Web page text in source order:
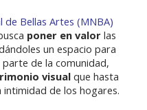
de Bellas Artes (MNBA)
poner en valor las
un espacio para
de la comunidad,
visualque hasta
de los hogares.